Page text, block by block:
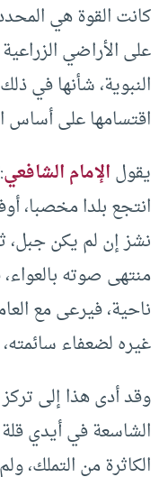
كانت القوة هي
على الأراضي
النبوية، شأنها في
اقتسامها على أساس
يقولالإمام الشافعي
انتجع بلدا مخصبا،
نشز إن لم يكن جبل،
منتهى صوته
ناحية، فيرعى مع
غيره لضعفاء
وقد أدى هذا إلى تركز
الشاسعة في أيدي
الكاثرة من التملك،